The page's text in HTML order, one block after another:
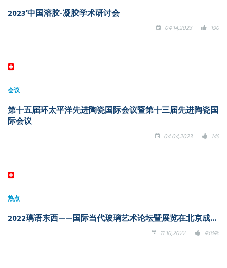
2023’中国溶胶-凝胶学术研讨会
04 14,2023 190
会议
第十五届环太平洋先进陶瓷国际会议暨第十三届先进陶瓷国
际会议
04 04,2023 145
热点
2022璃语东西——国际当代玻璃艺术论坛暨展览在北京成...
11 10,2022 43848